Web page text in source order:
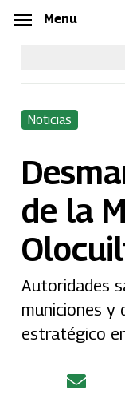
Skip
content
Menu
Noticias
de la
Autoridades
municiones y
estratégico
Menu